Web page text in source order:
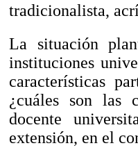
tradicionalista,
La situación
instituciones
características
¿cuáles son las
docente
extensión, en el